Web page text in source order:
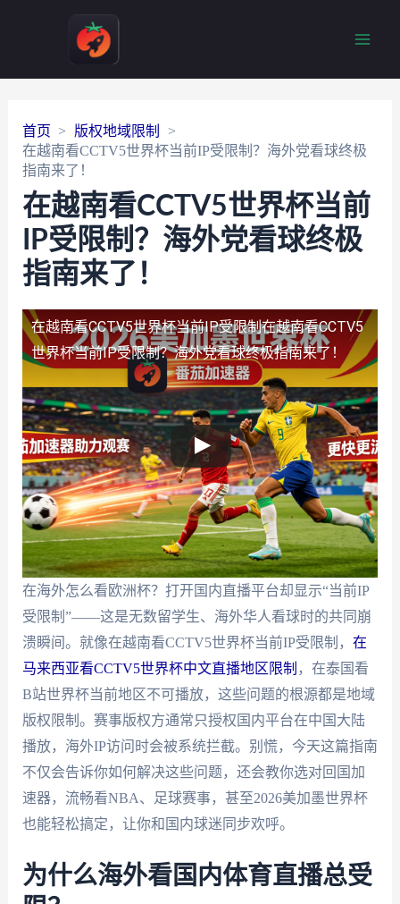
首页
版权地域限制
在越南看CCTV5世界杯当前IP受限制？海外党看球终极
指南来了！
在越南看CCTV5世界杯当前
IP受限制？海外党看球终极
指南来了！
在越南看CCTV5世界杯当前IP受限制在越南看CCTV5
世界杯当前IP受限制？海外党看球终极指南来了！
在海外怎么看欧洲杯？打开国内直播平台却显示“当前IP
受限制”——这是无数留学生、海外华人看球时的共同崩
溃瞬间。就像在越南看CCTV5世界杯当前IP受限制， 在
马来西亚看CCTV5世界杯中文直播地区限制 ，在泰国看
B站世界杯当前地区不可播放，这些问题的根源都是地域
版权限制。赛事版权方通常只授权国内平台在中国大陆
播放，海外IP访问时会被系统拦截。别慌，今天这篇指南
不仅会告诉你如何解决这些问题，还会教你选对回国加
速器，流畅看NBA、足球赛事，甚至2026美加墨世界杯
也能轻松搞定，让你和国内球迷同步欢呼。
为什么海外看国内体育直播总受